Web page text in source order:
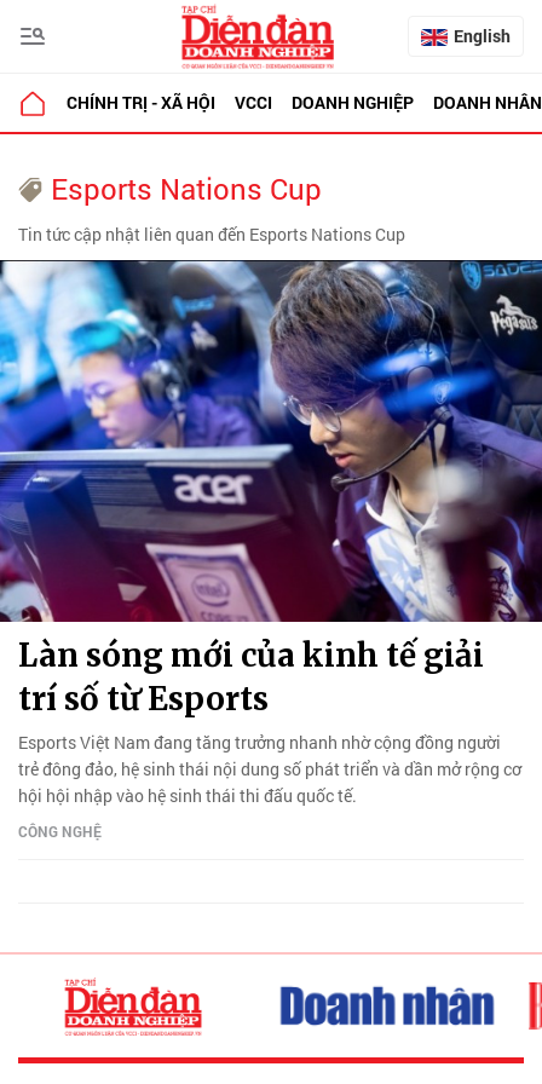
English
CHÍNH TRỊ - XÃ HỘI VCCI DOANH NGHIỆP DOANH NHÂN
Esports Nations Cup
Tin tức cập nhật liên quan đến Esports Nations Cup
Làn sóng mới của kinh tế giải
trí số từ Esports
Esports Việt Nam đang tăng trưởng nhanh nhờ cộng đồng người
trẻ đông đảo, hệ sinh thái nội dung số phát triển và dần mở rộng cơ
hội hội nhập vào hệ sinh thái thi đấu quốc tế.
CÔNG NGHỆ